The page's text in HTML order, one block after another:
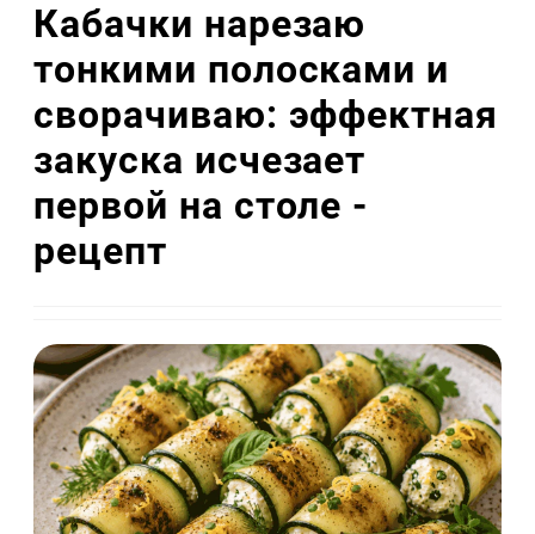
Кабачки нарезаю
тонкими полосками и
сворачиваю: эффектная
закуска исчезает
первой на столе -
рецепт